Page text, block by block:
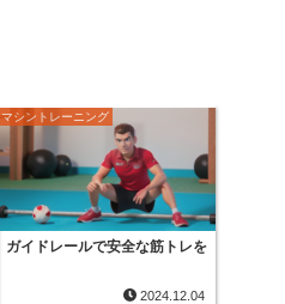
マシントレーニング
ガイドレールで安全な筋トレを
2024.12.04